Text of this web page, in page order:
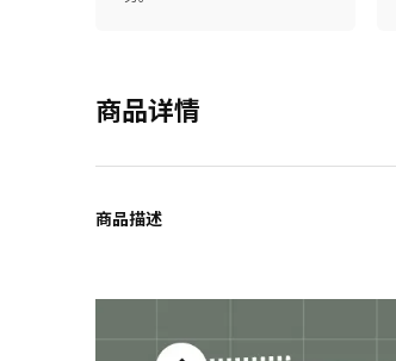
商品详情
商品描述